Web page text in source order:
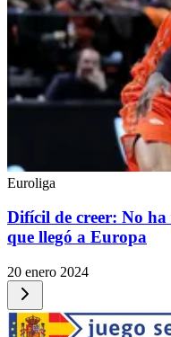
Euroliga
Difícil de creer: No
que llegó a Europa
20 enero 2024